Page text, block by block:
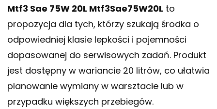
Mtf3 Sae 75W 20L Mtf3Sae75W20L to
propozycja dla tych, którzy szukają środka o
odpowiedniej klasie lepkości i pojemności
dopasowanej do serwisowych zadań. Produkt
jest dostępny w wariancie 20 litrów, co ułatwia
planowanie wymiany w warsztacie lub w
przypadku większych przebiegów.